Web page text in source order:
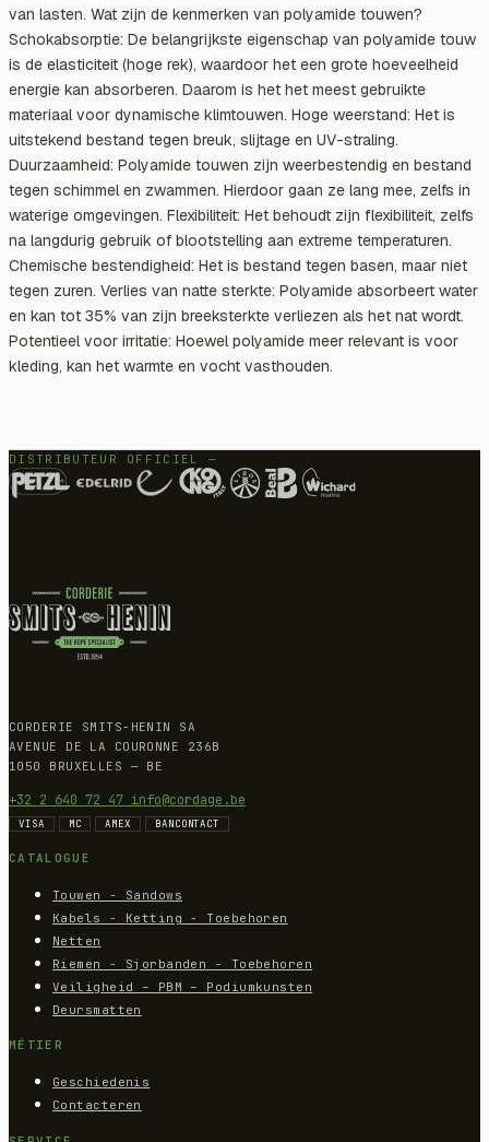
van lasten. Wat zijn de kenmerken van polyamide touwen?
Schokabsorptie: De belangrijkste eigenschap van polyamide touw
is de elasticiteit (hoge rek), waardoor het een grote hoeveelheid
energie kan absorberen. Daarom is het het meest gebruikte
materiaal voor dynamische klimtouwen. Hoge weerstand: Het is
uitstekend bestand tegen breuk, slijtage en UV-straling.
Duurzaamheid: Polyamide touwen zijn weerbestendig en bestand
tegen schimmel en zwammen. Hierdoor gaan ze lang mee, zelfs in
waterige omgevingen. Flexibiliteit: Het behoudt zijn flexibiliteit, zelfs
na langdurig gebruik of blootstelling aan extreme temperaturen.
Chemische bestendigheid: Het is bestand tegen basen, maar niet
tegen zuren. Verlies van natte sterkte: Polyamide absorbeert water
en kan tot 35% van zijn breeksterkte verliezen als het nat wordt.
Potentieel voor irritatie: Hoewel polyamide meer relevant is voor
kleding, kan het warmte en vocht vasthouden.
DISTRIBUTEUR OFFICIEL —
CORDERIE SMITS-HENIN SA
AVENUE DE LA COURONNE 236B
1050 BRUXELLES — BE
+32 2 640 72 47 info@cordage.be
VISA MC AMEX BANCONTACT
CATALOGUE
Touwen - Sandows
Kabels - Ketting - Toebehoren
Netten
Riemen - Sjorbanden - Toebehoren
Veiligheid – PBM – Podiumkunsten
Deursmatten
MÉTIER
Geschiedenis
Contacteren